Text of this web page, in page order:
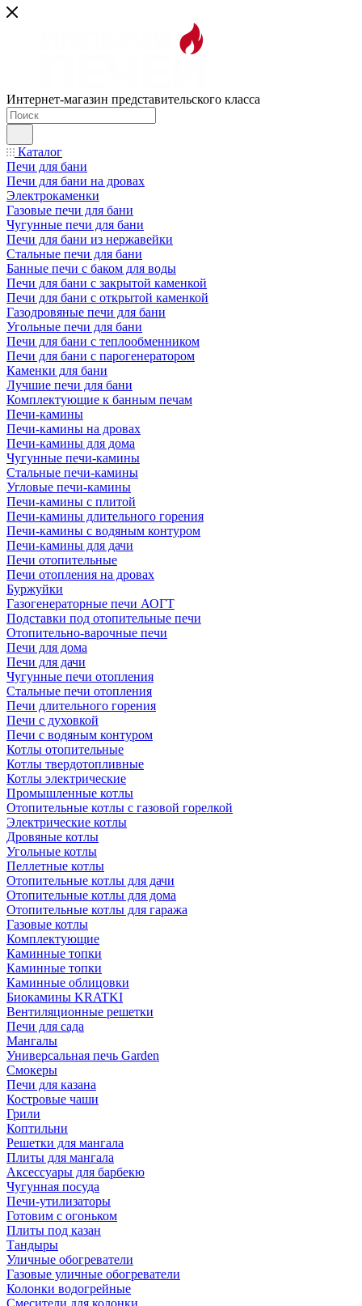
Интернет-магазин представительского класса
Каталог
Печи для бани
Печи для бани на дровах
Электрокаменки
Газовые печи для бани
Чугунные печи для бани
Печи для бани из нержавейки
Стальные печи для бани
Банные печи с баком для воды
Печи для бани с закрытой каменкой
Печи для бани с открытой каменкой
Газодровяные печи для бани
Угольные печи для бани
Печи для бани с теплообменником
Печи для бани с парогенератором
Каменки для бани
Лучшие печи для бани
Комплектующие к банным печам
Печи-камины
Печи-камины на дровах
Печи-камины для дома
Чугунные печи-камины
Стальные печи-камины
Угловые печи-камины
Печи-камины с плитой
Печи-камины длительного горения
Печи-камины с водяным контуром
Печи-камины для дачи
Печи отопительные
Печи отопления на дровах
Буржуйки
Газогенераторные печи АОГТ
Подставки под отопительные печи
Отопительно-варочные печи
Печи для дома
Печи для дачи
Чугунные печи отопления
Стальные печи отопления
Печи длительного горения
Печи с духовкой
Печи с водяным контуром
Котлы отопительные
Котлы твердотопливные
Котлы электрические
Промышленные котлы
Отопительные котлы с газовой горелкой
Электрические котлы
Дровяные котлы
Угольные котлы
Пеллетные котлы
Отопительные котлы для дачи
Отопительные котлы для дома
Отопительные котлы для гаража
Газовые котлы
Комплектующие
Каминные топки
Каминные топки
Каминные облицовки
Биокамины KRATKI
Вентиляционные решетки
Печи для сада
Мангалы
Универсальная печь Garden
Смокеры
Печи для казана
Костровые чаши
Грили
Коптильни
Решетки для мангала
Плиты для мангала
Аксессуары для барбекю
Чугунная посуда
Печи-утилизаторы
Готовим с огоньком
Плиты под казан
Тандыры
Уличные обогреватели
Газовые уличные обогреватели
Колонки водогрейные
Смесители для колонки